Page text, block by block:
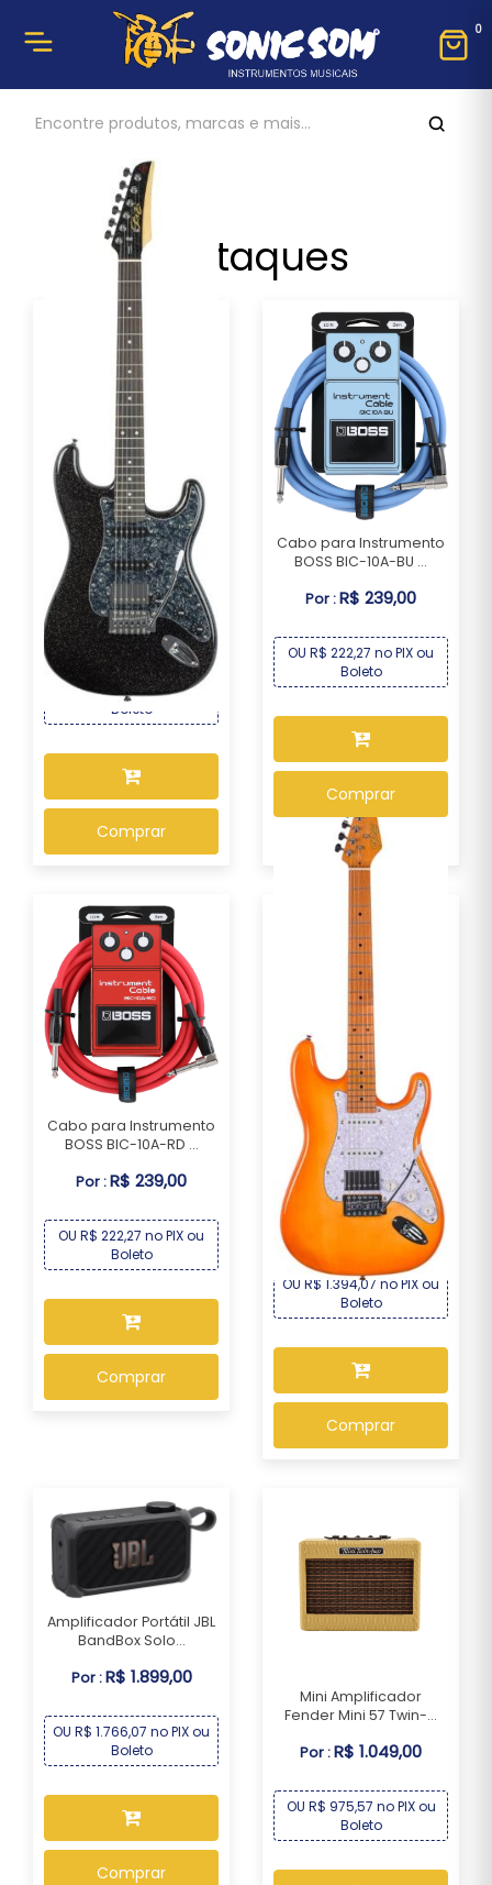
0
Destaques
Guitarra Seizi Fun Katana
Musashi HSS ...
Por :R$ 1.339,00
OU R$ 1.245,27 no PIX ou
Boleto
Comprar
Cabo para Instrumento
BOSS BIC-10A-BU ...
Por :R$ 239,00
OU R$ 222,27 no PIX ou
Boleto
Comprar
Cabo para Instrumento
BOSS BIC-10A-RD ...
Por :R$ 239,00
OU R$ 222,27 no PIX ou
Boleto
Comprar
Guitarra Seizi Fun
Vintage Budokan – S...
R$ 1.499,00
OU R$ 1.394,07 no PIX ou
Boleto
Comprar
Amplificador Portátil JBL
BandBox Solo...
Por :R$ 1.899,00
OU R$ 1.766,07 no PIX ou
Boleto
Comprar
Mini Amplificador
Fender Mini 57 Twin-...
Por :R$ 1.049,00
OU R$ 975,57 no PIX ou
Boleto